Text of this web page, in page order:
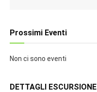
Prossimi Eventi
Non ci sono eventi
DETTAGLI ESCURSIONE